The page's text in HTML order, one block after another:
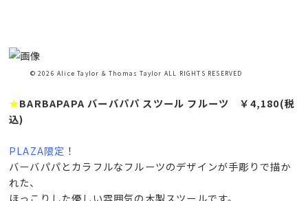
© 2026 Alice Taylor & Thomas Taylor ALL RIGHTS RESERVED
★BARBAPAPA バーバパパ スツール フルーツ ￥4,180(税
込)
PLAZA限定 ！
バーバパパとカラフルなフルーツのデザインが手彫りで描か
れた、
ほっこりした優しい雰囲気の木製スツールです。